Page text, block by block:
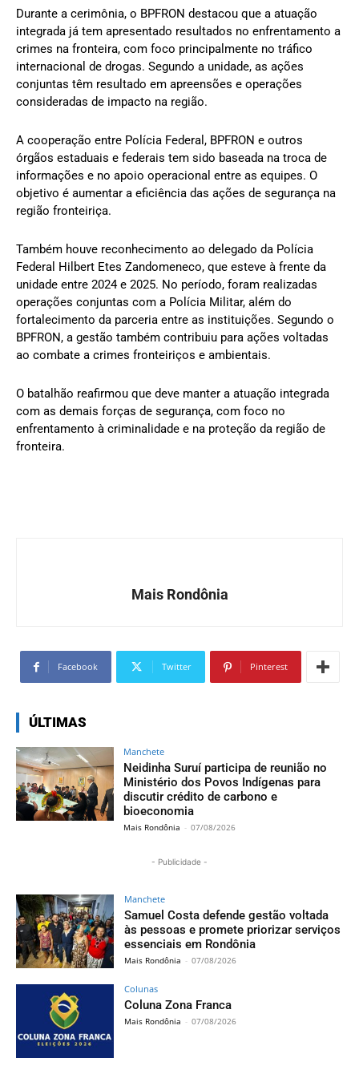
Durante a cerimônia, o BPFRON destacou que a atuação
integrada já tem apresentado resultados no enfrentamento a
crimes na fronteira, com foco principalmente no tráfico
internacional de drogas. Segundo a unidade, as ações
conjuntas têm resultado em apreensões e operações
consideradas de impacto na região.
A cooperação entre Polícia Federal, BPFRON e outros
órgãos estaduais e federais tem sido baseada na troca de
informações e no apoio operacional entre as equipes. O
objetivo é aumentar a eficiência das ações de segurança na
região fronteiriça.
Também houve reconhecimento ao delegado da Polícia
Federal Hilbert Etes Zandomeneco, que esteve à frente da
unidade entre 2024 e 2025. No período, foram realizadas
operações conjuntas com a Polícia Militar, além do
fortalecimento da parceria entre as instituições. Segundo o
BPFRON, a gestão também contribuiu para ações voltadas
ao combate a crimes fronteiriços e ambientais.
O batalhão reafirmou que deve manter a atuação integrada
com as demais forças de segurança, com foco no
enfrentamento à criminalidade e na proteção da região de
fronteira.
Mais Rondônia
Facebook Twitter Pinterest
ÚLTIMAS
Manchete
Neidinha Suruí participa de reunião no
Ministério dos Povos Indígenas para
discutir crédito de carbono e
bioeconomia
Mais Rondônia - 07/08/2026
- Publicidade -
Manchete
Samuel Costa defende gestão voltada
às pessoas e promete priorizar serviços
essenciais em Rondônia
Mais Rondônia - 07/08/2026
Colunas
Coluna Zona Franca
Mais Rondônia - 07/08/2026